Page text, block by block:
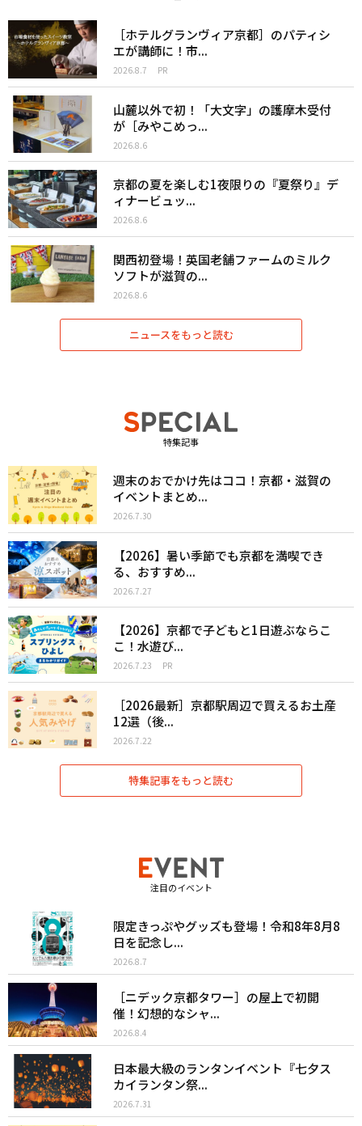
［ホテルグランヴィア京都］のパティシ
エが講師に！市...
2026.8.7 PR
山麓以外で初！「大文字」の護摩木受付
が［みやこめっ...
2026.8.6
京都の夏を楽しむ1夜限りの『夏祭り』デ
ィナービュッ...
2026.8.6
関西初登場！英国老舗ファームのミルク
ソフトが滋賀の...
2026.8.6
ニュースをもっと読む
特集記事
週末のおでかけ先はココ！京都・滋賀の
イベントまとめ...
2026.7.30
【2026】暑い季節でも京都を満喫でき
る、おすすめ...
2026.7.27
【2026】京都で子どもと1日遊ぶならこ
こ！水遊び...
2026.7.23 PR
［2026最新］京都駅周辺で買えるお土産
12選（後...
2026.7.22
特集記事をもっと読む
注目のイベント
限定きっぷやグッズも登場！令和8年8月8
日を記念し...
2026.8.7
［ニデック京都タワー］の屋上で初開
催！幻想的なシャ...
2026.8.4
日本最大級のランタンイベント『七夕ス
カイランタン祭...
2026.7.31